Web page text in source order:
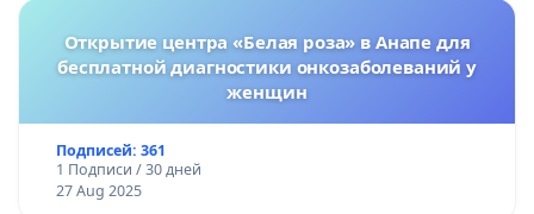
Открытие центра «Белая роза» в Анапе для
бесплатной диагностики онкозаболеваний у
женщин
Подписей: 361
1 Подписи / 30 дней
27 Aug 2025